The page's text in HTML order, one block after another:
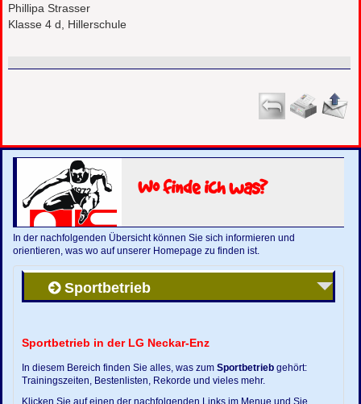
Phillipa Strasser
Klasse 4 d, Hillerschule
Wo finde ich was?
In der nachfolgenden Übersicht können Sie sich informieren und
orientieren, was wo auf unserer Homepage zu finden ist.
Sportbetrieb
Sportbetrieb in der LG Neckar-Enz
In diesem Bereich finden Sie alles, was zumSportbetrieb gehört:
Trainingszeiten, Bestenlisten, Rekorde und vieles mehr.
Klicken Sie auf einen der nachfolgenden Links im Menue und Sie